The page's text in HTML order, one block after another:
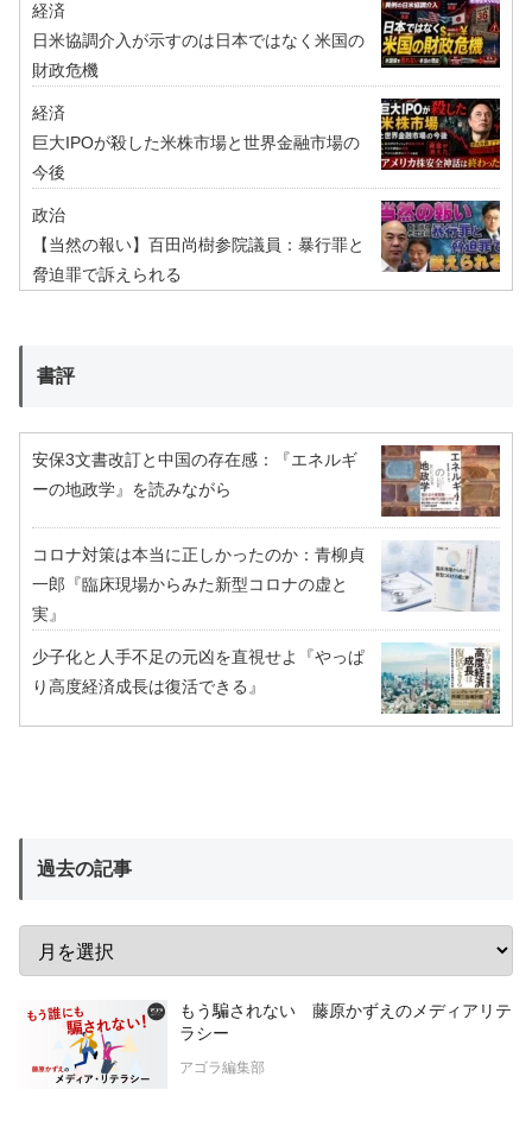
経済
日米協調介入が示すのは日本ではなく米国の
財政危機
経済
巨大IPOが殺した米株市場と世界金融市場の
今後
政治
【当然の報い】百田尚樹参院議員：暴行罪と
脅迫罪で訴えられる
書評
安保3文書改訂と中国の存在感：『エネルギ
ーの地政学』を読みながら
コロナ対策は本当に正しかったのか：青柳貞
一郎『臨床現場からみた新型コロナの虚と
実』
少子化と人手不足の元凶を直視せよ『やっぱ
り高度経済成長は復活できる』
過去の記事
もう騙されない 藤原かずえのメディアリテ
ラシー
アゴラ編集部